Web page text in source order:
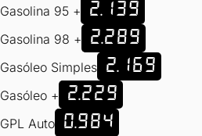
Gasolina 95 + 2.139
Gasolina 98 + 2.289
Gasóleo Simples 2.169
Gasóleo + 2.229
GPL Auto 0.984